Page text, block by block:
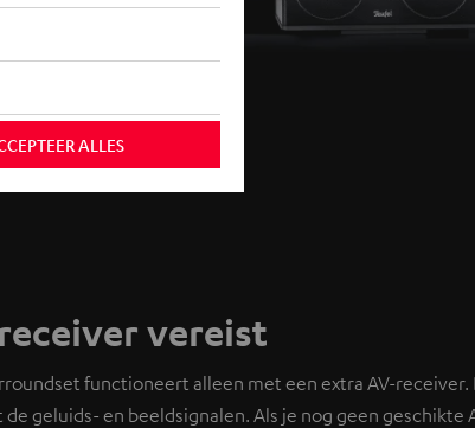
vereist
functioneert alleen met een extra AV-receiver.
geluids- en beeldsignalen. Als je nog geen geschikte
ALLES